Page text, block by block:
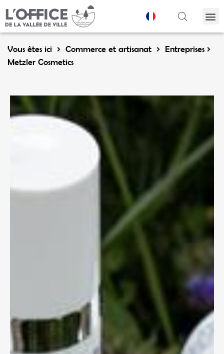
Vous êtes ici Commerce et artisanat
Entreprises
Metzler Cosmetics
Panneau de gestion des cookies